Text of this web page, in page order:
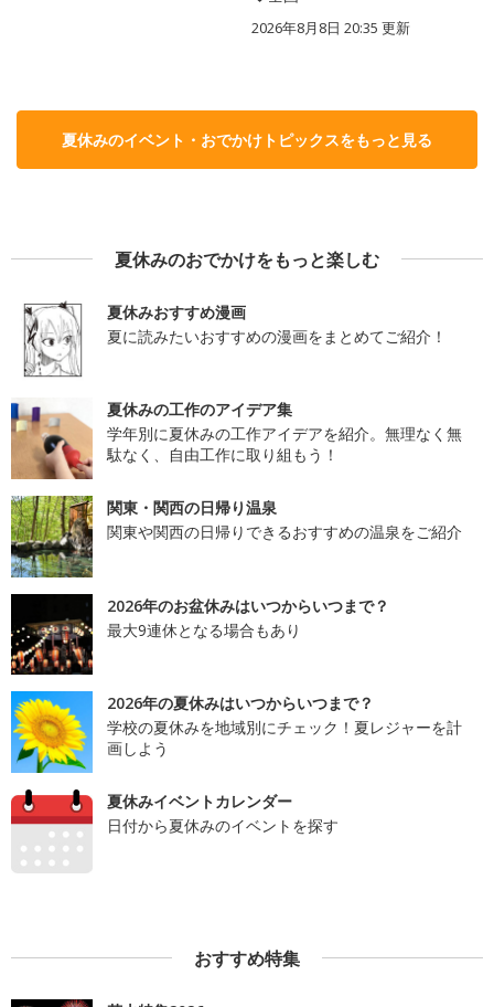
2026年8月8日 20:35 更新
夏休みのイベント・おでかけトピックスをもっと見る
夏休みのおでかけをもっと楽しむ
夏休みおすすめ漫画
夏に読みたいおすすめの漫画をまとめてご紹介！
夏休みの工作のアイデア集
学年別に夏休みの工作アイデアを紹介。無理なく無
駄なく、自由工作に取り組もう！
関東・関西の日帰り温泉
関東や関西の日帰りできるおすすめの温泉をご紹介
2026年のお盆休みはいつからいつまで？
最大9連休となる場合もあり
2026年の夏休みはいつからいつまで？
学校の夏休みを地域別にチェック！夏レジャーを計
画しよう
夏休みイベントカレンダー
日付から夏休みのイベントを探す
おすすめ特集